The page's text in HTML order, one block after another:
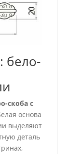
бело-
скоба с
основа
выделяют
деталь